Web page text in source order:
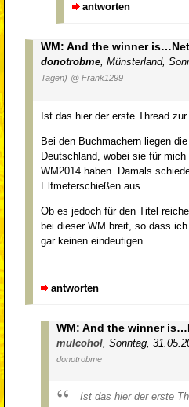
antworten
WM: And the winner
donotrobme, Münsterland,
Tagen) @ Frank1299
Ist das hier der erste Thread
Bei den Buchmachern liegen
Deutschland, wobei sie für
WM2014 haben. Damals
Elfmeterschießen aus.
Ob es jedoch für den Titel
bei dieser WM breit, so dass
gar keinen eindeutigen.
antworten
WM: And the winner
mulcohol Sonntag,
donotrobme
Ist das hier der erste